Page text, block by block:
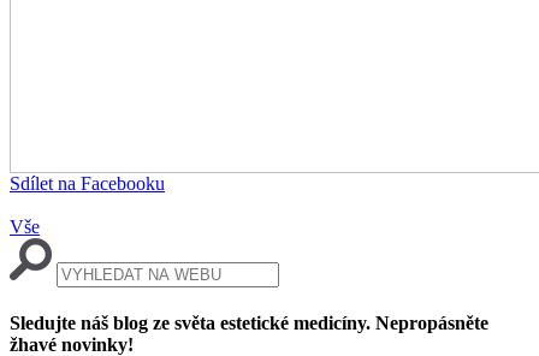
Sdílet na Facebooku
Vše
Sledujte náš blog ze světa estetické medicíny. Nepropásněte
žhavé novinky!